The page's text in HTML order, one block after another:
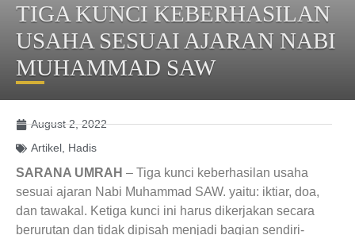
TIGA KUNCI KEBERHASILAN
USAHA SESUAI AJARAN NABI
MUHAMMAD SAW
August 2, 2022
Artikel Hadis
SARANA UMRAH – Tiga kunci keberhasilan usaha
sesuai ajaran Nabi Muhammad SAW. yaitu: iktiar, doa,
dan tawakal. Ketiga kunci ini harus dikerjakan secara
berurutan dan tidak dipisah menjadi bagian sendiri-